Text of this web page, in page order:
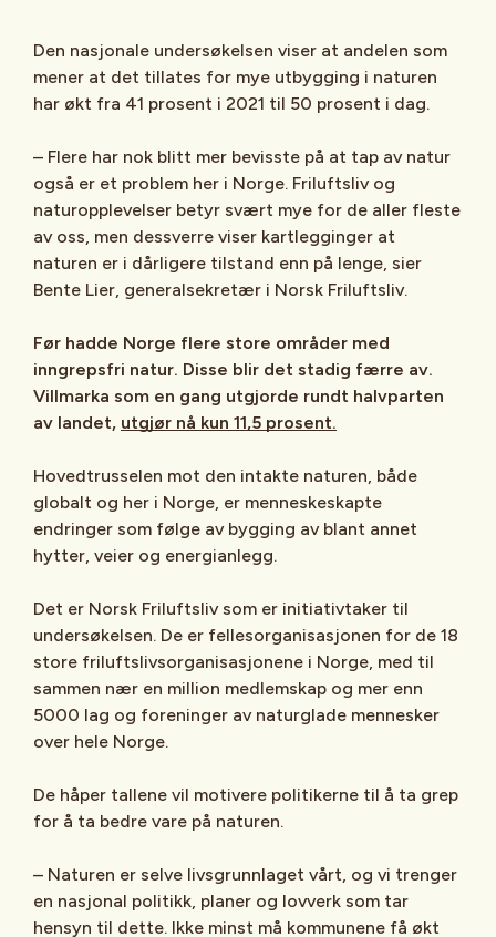
Den nasjonale undersøkelsen viser at andelen som
mener at det tillates for mye utbygging i naturen
har økt fra 41 prosent i 2021 til 50 prosent i dag.
– Flere har nok blitt mer bevisste på at tap av natur
også er et problem her i Norge. Friluftsliv og
naturopplevelser betyr svært mye for de aller fleste
av oss, men dessverre viser kartlegginger at
naturen er i dårligere tilstand enn på lenge, sier
Bente Lier, generalsekretær i Norsk Friluftsliv.
Før hadde Norge flere store områder med
inngrepsfri natur. Disse blir det stadig færre av.
Villmarka som en gang utgjorde rundt halvparten
av landet, utgjør nå kun 11,5 prosent.
Hovedtrusselen mot den intakte naturen, både
globalt og her i Norge, er menneskeskapte
endringer som følge av bygging av blant annet
hytter, veier og energianlegg.
Det er Norsk Friluftsliv som er initiativtaker til
undersøkelsen. De er fellesorganisasjonen for de 18
store friluftslivsorganisasjonene i Norge, med til
sammen nær en million medlemskap og mer enn
5000 lag og foreninger av naturglade mennesker
over hele Norge.
De håper tallene vil motivere politikerne til å ta grep
for å ta bedre vare på naturen.
– Naturen er selve livsgrunnlaget vårt, og vi trenger
en nasjonal politikk, planer og lovverk som tar
hensyn til dette. Ikke minst må kommunene få økt